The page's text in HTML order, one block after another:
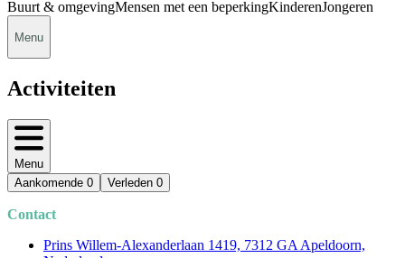
Buurt & omgevingMensen met een beperkingKinderenJongeren
Menu
Activiteiten
Menu
Aankomende 0 Verleden 0
Contact
Prins Willem-Alexanderlaan 1419, 7312 GA Apeldoorn,